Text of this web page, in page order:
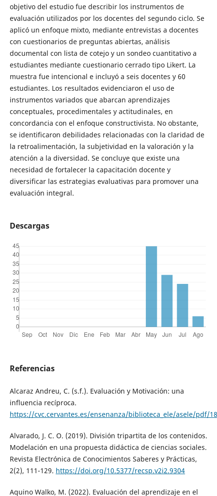
objetivo del estudio fue describir los instrumentos de
evaluación utilizados por los docentes del segundo ciclo. Se
aplicó un enfoque mixto, mediante entrevistas a docentes
con cuestionarios de preguntas abiertas, análisis
documental con lista de cotejo y un sondeo cuantitativo a
estudiantes mediante cuestionario cerrado tipo Likert. La
muestra fue intencional e incluyó a seis docentes y 60
estudiantes. Los resultados evidenciaron el uso de
instrumentos variados que abarcan aprendizajes
conceptuales, procedimentales y actitudinales, en
concordancia con el enfoque constructivista. No obstante,
se identificaron debilidades relacionadas con la claridad de
la retroalimentación, la subjetividad en la valoración y la
atención a la diversidad. Se concluye que existe una
necesidad de fortalecer la capacitación docente y
diversificar las estrategias evaluativas para promover una
evaluación integral.
Descargas
Referencias
Alcaraz Andreu, C. (s.f.). Evaluación y Motivación: una
influencia recíproca.
https://cvc.cervantes.es/ensenanza/biblioteca_ele/asele/pdf/
Alvarado, J. C. O. (2019). División tripartita de los contenidos.
Modelación en una propuesta didáctica de ciencias sociales.
Revista Electrónica de Conocimientos Saberes y Prácticas,
2(2), 111-129. https://doi.org/10.5377/recsp.v2i2.9304
Aquino Walko, M. (2022). Evaluación del aprendizaje en el